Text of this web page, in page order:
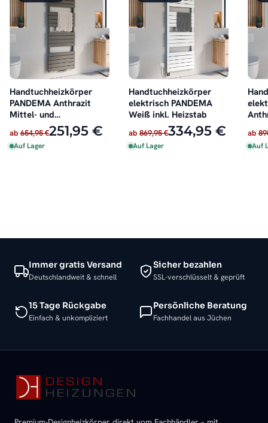
Handtuchheizkörper
PANDEMA Anthrazit
Mittel- und
Seitenanschluss
ab 654,95 €251,95 €
Auf Lager
Handtuchheizkörper
elektrisch PANDEMA
Weiß inkl. Heizstab
ab 869,95 €334,95 €
Auf Lager
ab
Auf
Immer gratis Versand
Deutschlandweit & schnell
Sicher bezahlen
SSL-verschlüsselt & geprüft
15 Tage Rückgabe
Einfach & unkompliziert
Persönliche Beratung
Fachhandel aus Jüchen